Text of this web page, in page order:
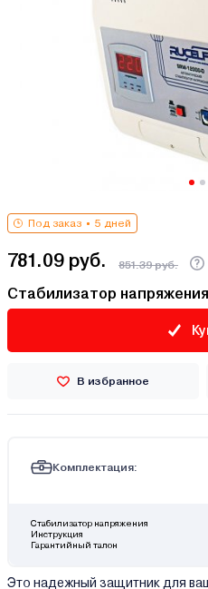
Под заказ 5 дней
781.09 руб. 851.39 руб.
Стабилизатор
В избранное
Комплектация:
Стабилизатор напряжения
Инструкция
Гарантийный талон
Это надежный защитник для